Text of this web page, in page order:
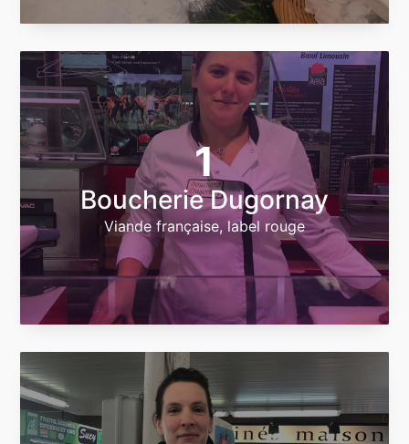
1
Boucherie Dugornay
Viande française, label rouge